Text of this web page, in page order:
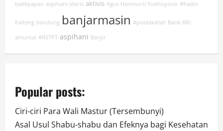
balikpapan aspihani ideris aktivis Agus Harimurti Yudhoyono #Kadin
Kalteng bandung banjarmasin #poldakalsel Bank BRI
amuntai #RSTPT aspihani Banjir
Popular posts:
Ciri-ciri Para Wali Mastur (Tersembunyi)
Asal Usul Shabu-shabu dan Efeknya bagi Kesehatan